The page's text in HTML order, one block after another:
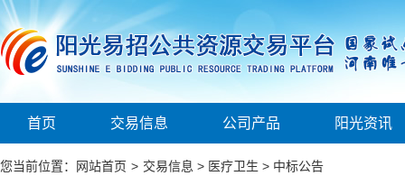
首页 交易信息 公司产品 阳光资讯
您当前位置： 网站首页 > 交易信息 > 医疗卫生 > 中标公告